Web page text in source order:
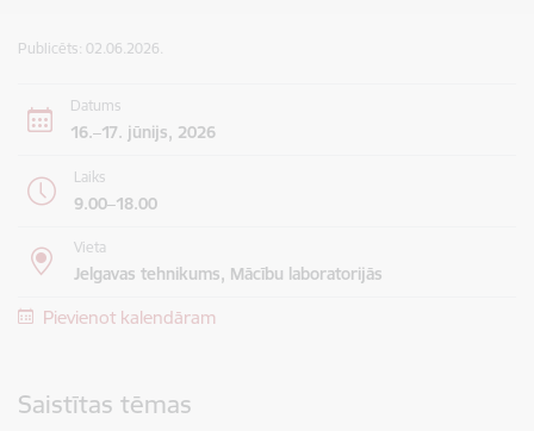
Publicēts: 02.06.2026.
Datums
16.–17. jūnijs, 2026
Laiks
9.00–18.00
Vieta
Jelgavas tehnikums, Mācību laboratorijās
Pievienot kalendāram
Saistītas tēmas